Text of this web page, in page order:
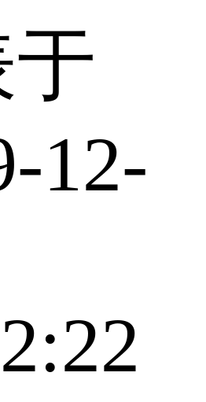
12-